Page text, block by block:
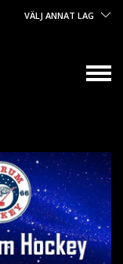
VÄLJ ANNAT LAG